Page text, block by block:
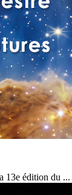
13e édition du ...